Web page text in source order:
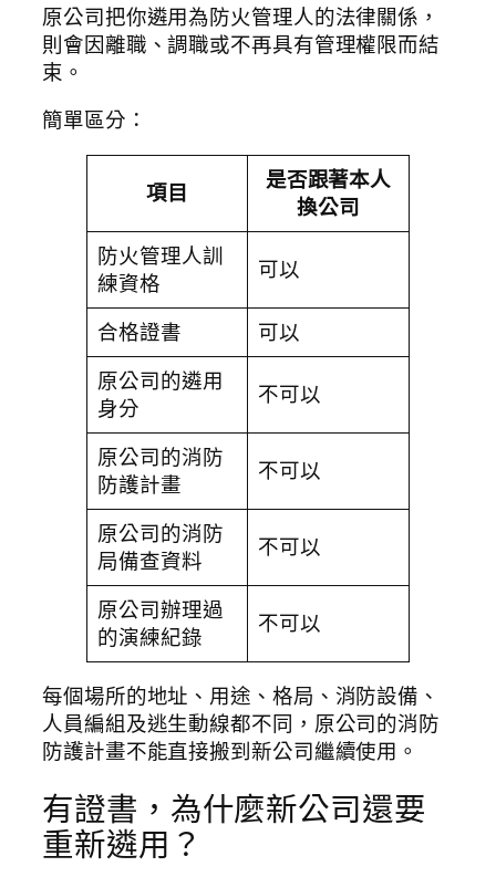
原公司把你遴用為防火管理人的法律關係，
則會因離職、調職或不再具有管理權限而結
束。
簡單區分：
項目
是否跟著本人
換公司
防火管理人訓
練資格
可以
合格證書
可以
原公司的遴用
身分
不可以
原公司的消防
防護計畫
不可以
原公司的消防
局備查資料
不可以
原公司辦理過
的演練紀錄
不可以
每個場所的地址、用途、格局、消防設備、
人員編組及逃生動線都不同，原公司的消防
防護計畫不能直接搬到新公司繼續使用。
有證書，為什麼新公司還要
重新遴用？